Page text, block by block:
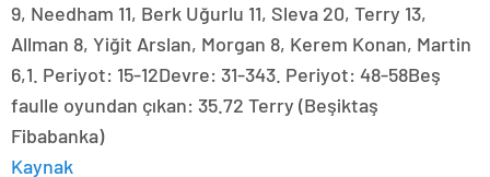
9, Needham 11, Berk Uğurlu 11, Sleva 20, Terry 13,
Allman 8, Yiğit Arslan, Morgan 8, Kerem Konan, Martin
6,1. Periyot: 15-12Devre: 31-343. Periyot: 48-58Beş
faulle oyundan çıkan: 35.72 Terry (Beşiktaş
Fibabanka)
Kaynak